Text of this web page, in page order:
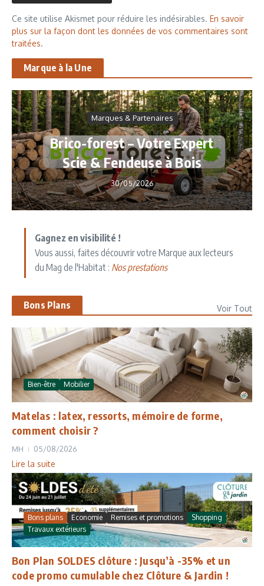
Ce site utilise Akismet pour réduire les indésirables. En savoir
plus sur la façon dont les données de vos commentaires sont
traitées.
Marque à la Une
Marques & Partenaires
Brico-forest – Votre Expert
Scie & Fendeuse à Bois
30/05/2026
Gagnez en visibilité !
Vous aussi, faites découvrir votre Marque aux lecteurs
du Mag de l'Habitat : Nos prestations
Bons Plans Voir Tout
Bien-être Mobilier
Matelas : latex, ressorts, mémoire de forme,
comment choisir ?
MH 05/08/2026
Lire la suite
Bons plans Economie Remises et promotions
Shopping
Travaux extérieurs
Bon Plan SOLDES clôture : Jusqu’à -35% et un
code promo cumulable chez Clôture & Jardin !